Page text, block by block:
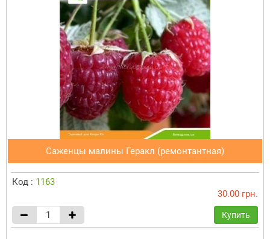
Саженцы малины Геракл (ремонтантная)
Код : 1163
30.00 грн.
Купить